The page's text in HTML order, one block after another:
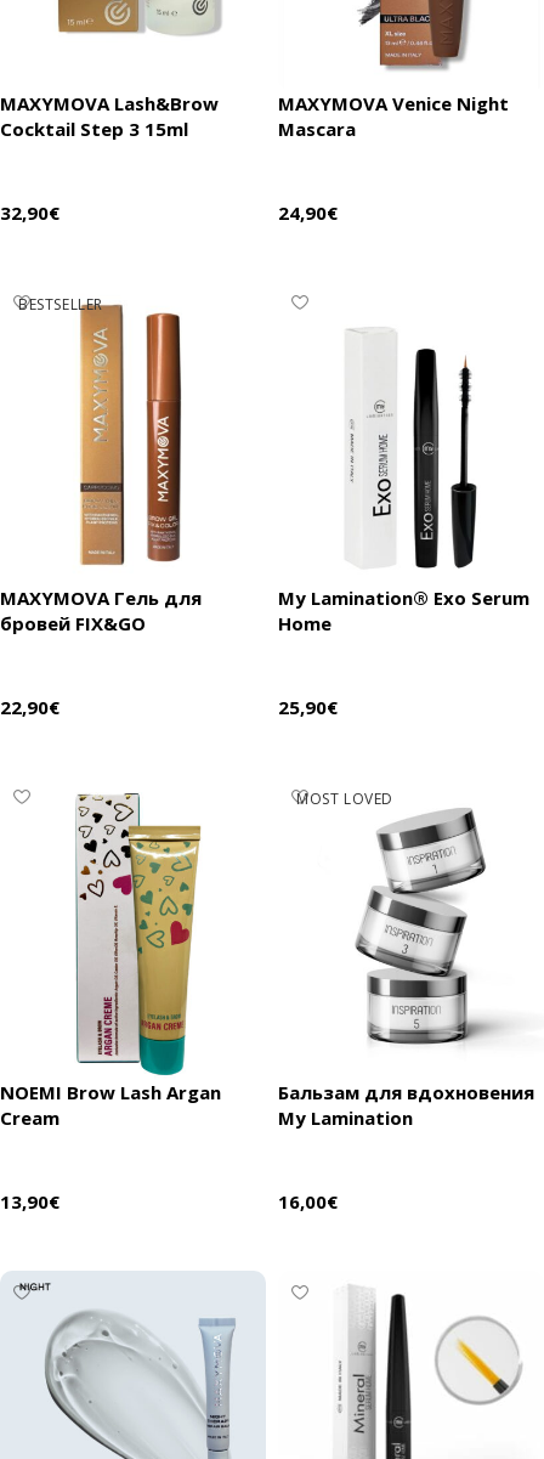
MAXYMOVA Lash&Brow
Cocktail Step 3 15ml
32,90€
MAXYMOVA Venice Night
Mascara
24,90€
BESTSELLER
MAXYMOVA Гель для
бровей FIX&GO
22,90€
My Lamination® Exo Serum
Home
25,90€
NOEMI Brow Lash Argan
Cream
13,90€
MOST LOVED
Бальзам для вдохновения
My Lamination
16,00€